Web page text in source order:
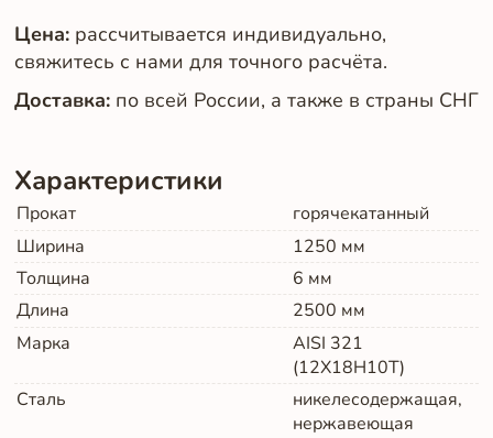
Цена: рассчитывается индивидуально,
свяжитесь с нами для точного расчёта.
Доставка: по всей России, а также в страны СНГ
Характеристики
Прокат
горячекатанный
Ширина
1250 мм
Толщина
6 мм
Длина
2500 мм
Марка
AISI 321
(12Х18Н10Т)
Сталь
никелесодержащая,
нержавеющая